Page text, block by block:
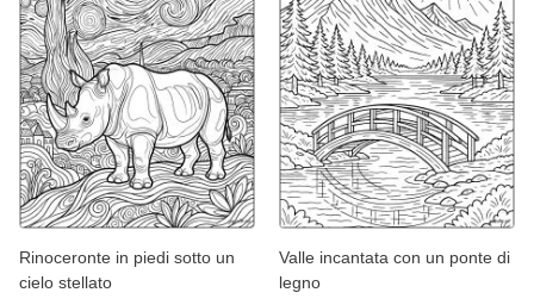
Rinoceronte in piedi sotto un
cielo stellato
Valle incantata con un ponte di
legno